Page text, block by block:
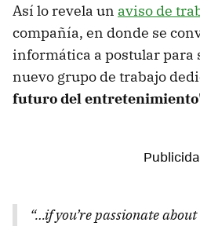
Así lo revela un aviso de
compañía, en donde se
informática a postular para
nuevo grupo de trabajo
futuro del
“…if you’re passionate